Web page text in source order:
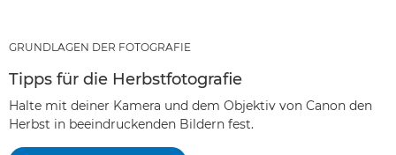
GRUNDLAGEN DER FOTOGRAFIE
Tipps für die Herbstfotografie
Halte mit deiner Kamera und dem Objektiv von Canon den
Herbst in beeindruckenden Bildern fest.